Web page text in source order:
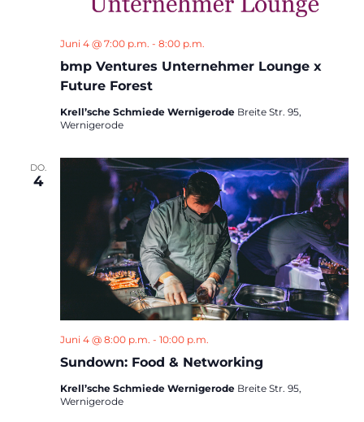
bmp Ventures Unternehmer Lounge x
Future Forest
Juni 4 @ 7:00 p.m. - 8:00 p.m.
Krell’sche Schmiede Wernigerode Breite Str. 95,
Wernigerode
DO.
4
Sundown: Food & Networking
Juni 4 @ 8:00 p.m. - 10:00 p.m.
Krell’sche Schmiede Wernigerode Breite Str. 95,
Wernigerode